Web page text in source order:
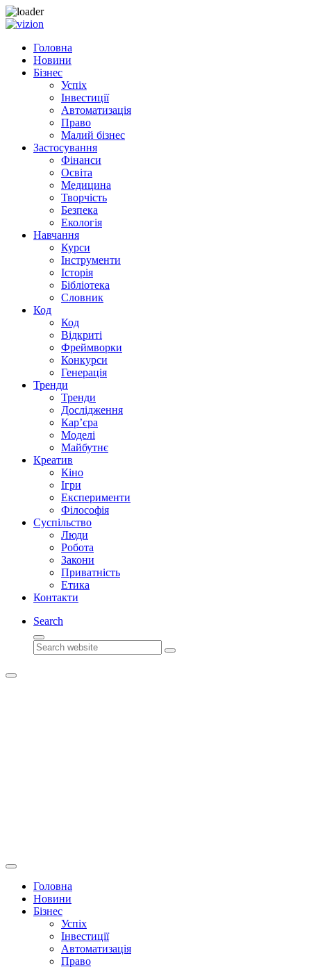
Skip to content
Головна
Новини
Бізнес
Успіх
Інвестиції
Автоматизація
Право
Малий бізнес
Застосування
Фінанси
Освіта
Медицина
Творчість
Безпека
Екологія
Навчання
Курси
Інструменти
Історія
Бібліотека
Словник
Код
Код
Відкриті
Фреймворки
Конкурси
Генерація
Тренди
Тренди
Дослідження
Кар’єра
Моделі
Майбутнє
Креатив
Кіно
Ігри
Експерименти
Філософія
Суспільство
Люди
Робота
Закони
Приватність
Етика
Контакти
Search
Search
Головна
Новини
Бізнес
Успіх
Інвестиції
Автоматизація
Право